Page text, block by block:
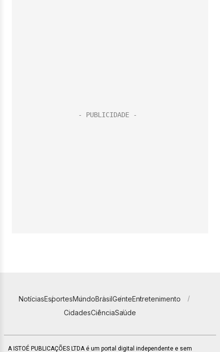
NotíciasEsportesMundoBrasilGenteEntretenimento
CidadesCiênciaSaúde
A ISTOÉ PUBLICAÇÕES LTDA é um portal digital independente e sem